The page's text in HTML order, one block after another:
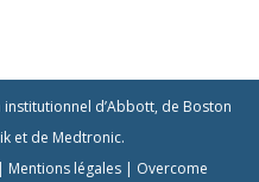
d’Abbott, de Boston
et de Medtronic.
Mentions légales | Overcome